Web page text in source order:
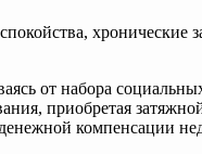
от набора
приобретая
компенсации